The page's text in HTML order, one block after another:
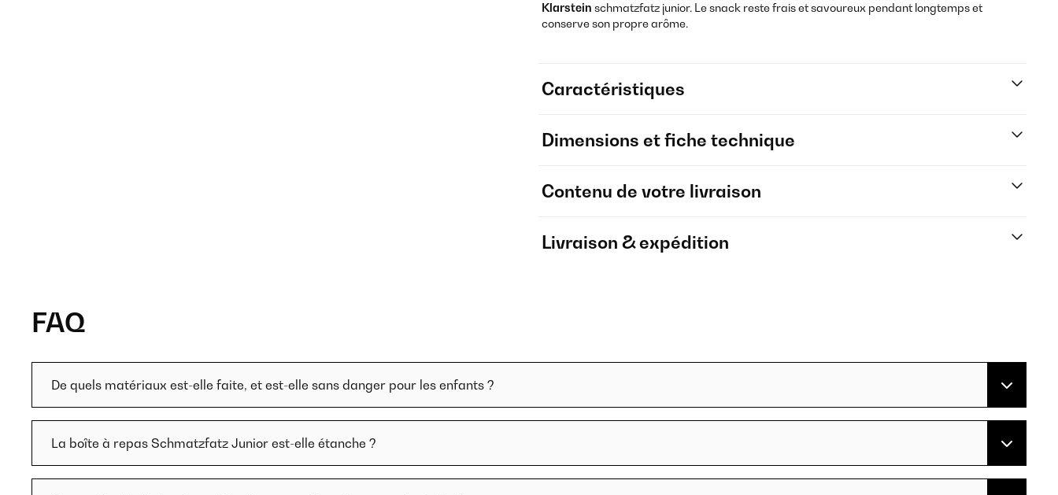
Klarstein schmatzfatz junior. Le snack reste frais et savoureux pendant longtemps et
conserve son propre arôme.
Caractéristiques
Dimensions et fiche technique
Contenu de votre livraison
Livraison & expédition
FAQ
De quels matériaux est-elle faite, et est-elle sans danger pour les enfants ?
La boîte à repas Schmatzfatz Junior est-elle étanche ?